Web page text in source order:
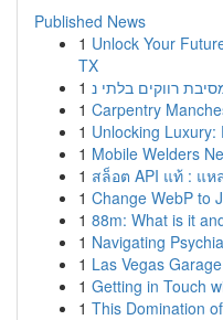
Published News
1 Unlock Your
TX
1
1 Carpentry
1 Unlocking
1 Mobile Welders
1 สล็อต API แท้ : แ
1 Change WebP to
1 88m: What is it
1 Navigating
1 Las Vegas
1 Getting in Touch
1 This Domination